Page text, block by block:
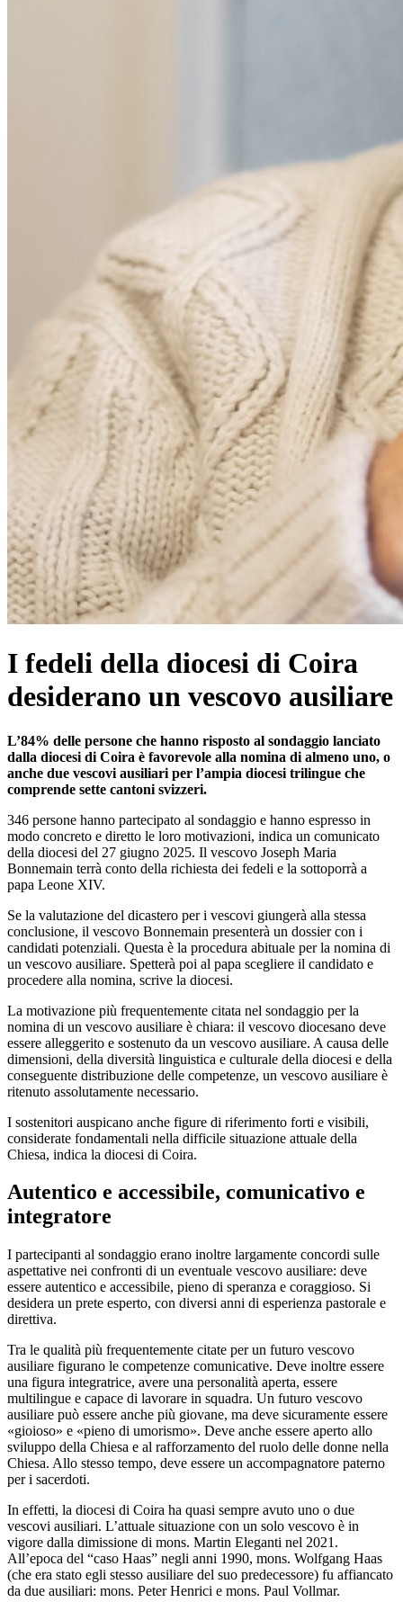
I fedeli della diocesi di Coira
desiderano un vescovo ausiliare
L’84% delle persone che hanno risposto al sondaggio lanciato
dalla diocesi di Coira è favorevole alla nomina di almeno uno, o
anche due vescovi ausiliari per l’ampia diocesi trilingue che
comprende sette cantoni svizzeri.
346 persone hanno partecipato al sondaggio e hanno espresso in
modo concreto e diretto le loro motivazioni, indica un comunicato
della diocesi del 27 giugno 2025. Il vescovo Joseph Maria
Bonnemain terrà conto della richiesta dei fedeli e la sottoporrà a
papa Leone XIV.
Se la valutazione del dicastero per i vescovi giungerà alla stessa
conclusione, il vescovo Bonnemain presenterà un dossier con i
candidati potenziali. Questa è la procedura abituale per la nomina di
un vescovo ausiliare. Spetterà poi al papa scegliere il candidato e
procedere alla nomina, scrive la diocesi.
La motivazione più frequentemente citata nel sondaggio per la
nomina di un vescovo ausiliare è chiara: il vescovo diocesano deve
essere alleggerito e sostenuto da un vescovo ausiliare. A causa delle
dimensioni, della diversità linguistica e culturale della diocesi e della
conseguente distribuzione delle competenze, un vescovo ausiliare è
ritenuto assolutamente necessario.
I sostenitori auspicano anche figure di riferimento forti e visibili,
considerate fondamentali nella difficile situazione attuale della
Chiesa, indica la diocesi di Coira.
Autentico e accessibile, comunicativo e
integratore
I partecipanti al sondaggio erano inoltre largamente concordi sulle
aspettative nei confronti di un eventuale vescovo ausiliare: deve
essere autentico e accessibile, pieno di speranza e coraggioso. Si
desidera un prete esperto, con diversi anni di esperienza pastorale e
direttiva.
Tra le qualità più frequentemente citate per un futuro vescovo
ausiliare figurano le competenze comunicative. Deve inoltre essere
una figura integratrice, avere una personalità aperta, essere
multilingue e capace di lavorare in squadra. Un futuro vescovo
ausiliare può essere anche più giovane, ma deve sicuramente essere
«gioioso» e «pieno di umorismo». Deve anche essere aperto allo
sviluppo della Chiesa e al rafforzamento del ruolo delle donne nella
Chiesa. Allo stesso tempo, deve essere un accompagnatore paterno
per i sacerdoti.
In effetti, la diocesi di Coira ha quasi sempre avuto uno o due
vescovi ausiliari. L’attuale situazione con un solo vescovo è in
vigore dalla dimissione di mons. Martin Eleganti nel 2021.
All’epoca del “caso Haas” negli anni 1990, mons. Wolfgang Haas
(che era stato egli stesso ausiliare del suo predecessore) fu affiancato
da due ausiliari: mons. Peter Henrici e mons. Paul Vollmar.